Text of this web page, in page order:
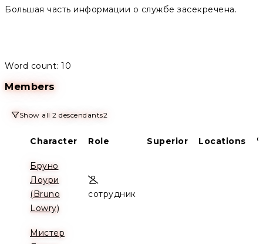
Большая часть информации о службе засекречена.
Word count: 10
Members
Show all 2 descendants2
Character Role Superior Locations
Бруно
Лоури
(Bruno
Lowry)
сотрудник
Мистер